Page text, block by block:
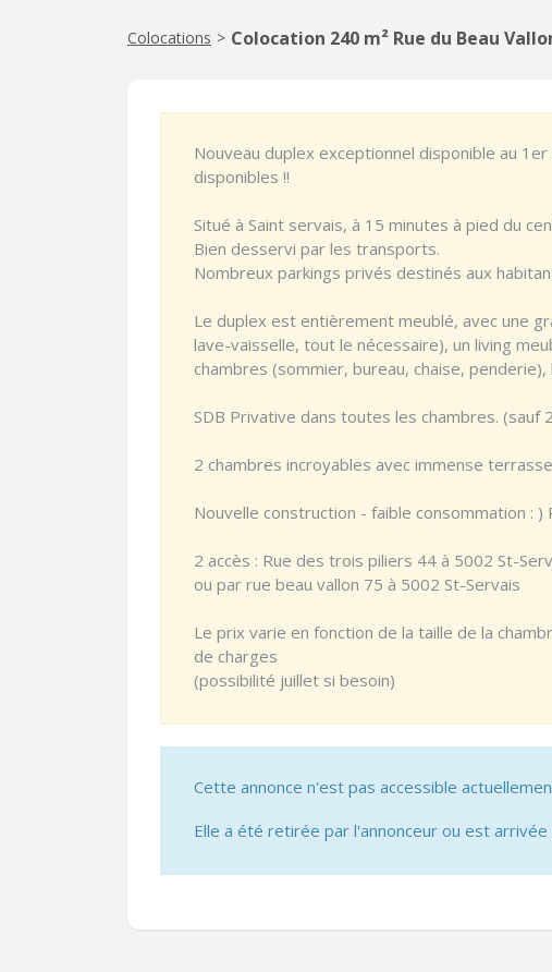
Colocations > Colocation 240 m² Rue du Beau
Nouveau duplex exceptionnel disponible au
disponibles !!
Situé à Saint servais, à 15 minutes à pied du
Bien desservi par les transports.
Nombreux parkings privés destinés aux
Le duplex est entièrement meublé, avec une
lave-vaisselle, tout le nécessaire), un living
chambres (sommier, bureau, chaise,
SDB Privative dans toutes les chambres. (sauf
2 chambres incroyables avec immense
Nouvelle construction - faible consommation : )
2 accès : Rue des trois piliers 44 à 5002 St-
ou par rue beau vallon 75 à 5002 St-Servais
Le prix varie en fonction de la taille de la
de charges
(possibilité juillet si besoin)
Cette annonce n'est pas accessible
Elle a été retirée par l'annonceur ou est